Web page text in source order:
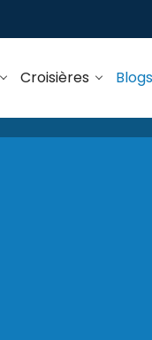
Croisières Blogs